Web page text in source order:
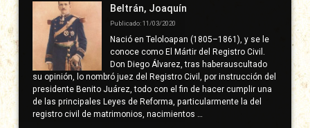
derecha
Beltrán, Joaquín
Publicado: 11/03/2020
Nació en Teloloapan (1805–1861), y se le
conoce como El Mártir del Registro Civil.
Don Diego Álvarez, tras haberauscultado
su opinión, lo nombró juez del Registro Civil, por instrucción del
presidente Benito Juárez, todo con el fin de hacer cumplir una
de las principales Leyes de Reforma, particularmente la del
registro civil de matrimonios, nacimientos …